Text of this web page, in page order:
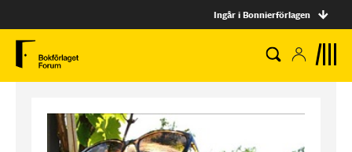
Ingår i Bonnierförlagen